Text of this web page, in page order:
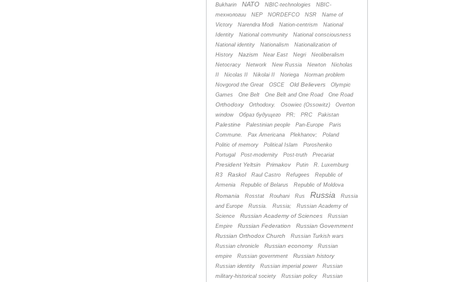
Bukharin
NATO NBIC-technologies
NBIC-
технологии
NEP NORDEFCO NSR
Name of
Victory
Narendra Modi Nation-centrism
National
Identity
National community
National consciousness
National identity
Nationalism
Nationalization of
History
Nazism Near East Negri
Neoliberalism
Netocracy
Network New Russia Newton
Nicholas
II
Nicolas II Nikolai II Noriega
Norman problem
Novgorod the Great
OSCE Old Believers
Olympic
Games
One Belt One Belt and One Road One Road
Orthodoxy Orthodoxy. Osowiec (Ossowitz)
Overton
window
Oбраз будущего PR; PRC Pakistan
Palestine Palestinian people Pan-Europe
Paris
Commune.
Pax Americana Plekhanov;
Poland
Politic of memory
Political Islam
Poroshenko
Portugal
Post-modernity Post-truth Precariat
President Yeltsin Primakov Putin
R. Luxemburg
R3
Raskol Raul Castro Refugees
Republic of
Armenia
Republic of Belarus Republic of Moldova
Romania Rosstat Rouhani Rus Russia
Russia
and Europe
Russia. Russia;
Russian Academy of
Science
Russian Academy of Sciences
Russian
Empire
Russian Federation
Russian Government
Russian Orthodox Church
Russian Turkish wars
Russian chronicle
Russian economy
Russian
empire
Russian government Russian history
Russian identity Russian imperial power
Russian
military-historical society
Russian policy Russian